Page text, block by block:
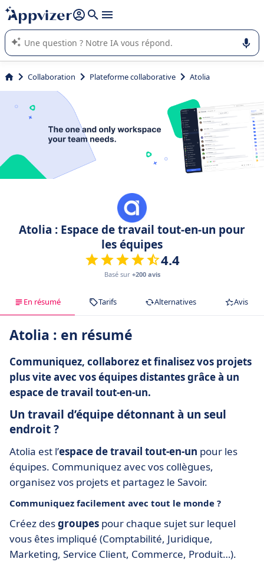
répondre (plusieurs lignes avec
L'IA de Appvizer vous guide dans l'utilisation ou la sélection de
logiciel SaaS en entreprise.
Collaboration Plateforme collaborative Atolia
Atolia : Espace de travail tout-en-un pour
les équipes
4.4
Basé sur +200 avis
En résumé Tarifs Alternatives Avis
Atolia : en résumé
Communiquez, collaborez et finalisez vos projets
plus vite avec vos équipes distantes grâce à un
espace de travail tout-en-un.
Un travail d’équipe détonnant à un seul
endroit ?
Atolia est l’espace de travail tout-en-un pour les
équipes. Communiquez avec vos collègues,
organisez vos projets et partagez le Savoir.
Communiquez facilement avec tout le monde ?
Créez desgroupes pour chaque sujet sur lequel
vous êtes impliqué (Comptabilité, Juridique,
Marketing, Service Client, Commerce, Produit…).